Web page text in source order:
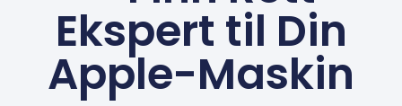
Ekspert til Din
Apple-Maskin